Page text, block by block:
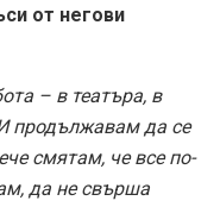
от негови
– в театъра, в
продължавам да се
смятам, че все по-
да не свърша